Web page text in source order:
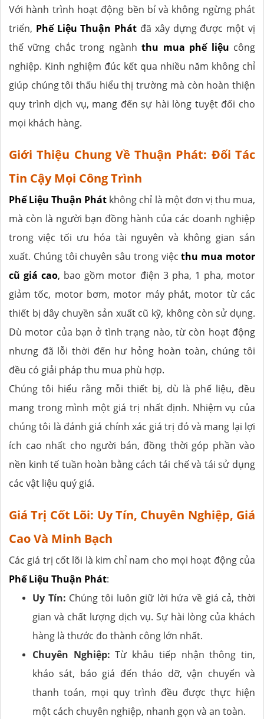
Với hành trình hoạt động bền bỉ và không ngừng phát
triển, Phế Liệu Thuận Phát đã xây dựng được một vị
thế vững chắc trong ngànhthu mua phế liệu công
nghiệp. Kinh nghiệm đúc kết qua nhiều năm không chỉ
giúp chúng tôi thấu hiểu thị trường mà còn hoàn thiện
quy trình dịch vụ, mang đến sự hài lòng tuyệt đối cho
mọi khách hàng.
Giới Thiệu Chung Về Thuận Phát: Đối Tác
Tin Cậy Mọi Công Trình
Phế Liệu Thuận Phát không chỉ là một đơn vị thu mua,
mà còn là người bạn đồng hành của các doanh nghiệp
trong việc tối ưu hóa tài nguyên và không gian sản
xuất. Chúng tôi chuyên sâu trong việcthu mua motor
cũ giá cao, bao gồm motor điện 3 pha, 1 pha, motor
giảm tốc, motor bơm, motor máy phát, motor từ các
thiết bị dây chuyền sản xuất cũ kỹ, không còn sử dụng.
Dù motor của bạn ở tình trạng nào, từ còn hoạt động
nhưng đã lỗi thời đến hư hỏng hoàn toàn, chúng tôi
đều có giải pháp thu mua phù hợp.
Chúng tôi hiểu rằng mỗi thiết bị, dù là phế liệu, đều
mang trong mình một giá trị nhất định. Nhiệm vụ của
chúng tôi là đánh giá chính xác giá trị đó và mang lại lợi
ích cao nhất cho người bán, đồng thời góp phần vào
nền kinh tế tuần hoàn bằng cách tái chế và tái sử dụng
các vật liệu quý giá.
Giá Trị Cốt Lõi: Uy Tín, Chuyên Nghiệp, Giá
Cao Và Minh Bạch
Các giá trị cốt lõi là kim chỉ nam cho mọi hoạt động của
Phế Liệu Thuận Phát:
Uy Tín: Chúng tôi luôn giữ lời hứa về giá cả, thời
gian và chất lượng dịch vụ. Sự hài lòng của khách
hàng là thước đo thành công lớn nhất.
Chuyên Nghiệp: Từ khâu tiếp nhận thông tin,
khảo sát, báo giá đến tháo dỡ, vận chuyển và
thanh toán, mọi quy trình đều được thực hiện
một cách chuyên nghiệp, nhanh gọn và an toàn.